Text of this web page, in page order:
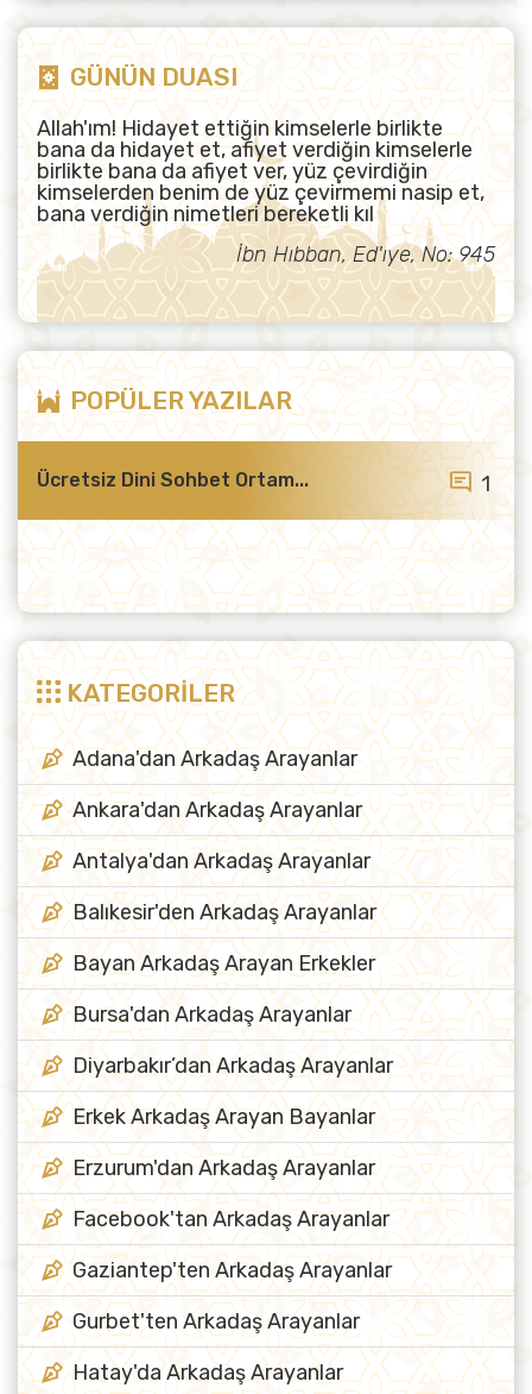
GÜNÜN DUASI
Allah'ım! Hidayet ettiğin kimselerle birlikte
bana da hidayet et, afiyet verdiğin kimselerle
birlikte bana da afiyet ver, yüz çevirdiğin
kimselerden benim de yüz çevirmemi nasip et,
bana verdiğin nimetleri bereketli kıl
İbn Hıbban, Ed'ıye, No: 945
POPÜLER YAZILAR
Ücretsiz Dini Sohbet Ortam... 1
KATEGORİLER
Adana'dan Arkadaş Arayanlar
Ankara'dan Arkadaş Arayanlar
Antalya'dan Arkadaş Arayanlar
Balıkesir'den Arkadaş Arayanlar
Bayan Arkadaş Arayan Erkekler
Bursa'dan Arkadaş Arayanlar
Diyarbakır’dan Arkadaş Arayanlar
Erkek Arkadaş Arayan Bayanlar
Erzurum'dan Arkadaş Arayanlar
Facebook'tan Arkadaş Arayanlar
Gaziantep'ten Arkadaş Arayanlar
Gurbet'ten Arkadaş Arayanlar
Hatay'da Arkadaş Arayanlar